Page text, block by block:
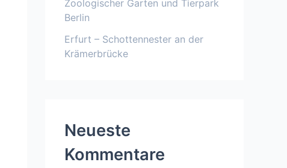
Zoologischer Garten und Tierpark
Berlin
Erfurt – Schottennester an der
Krämerbrücke
Neueste
Kommentare